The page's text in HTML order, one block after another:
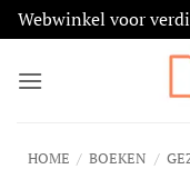
Webwinkel voor
naar
HOME / BOEKEN /